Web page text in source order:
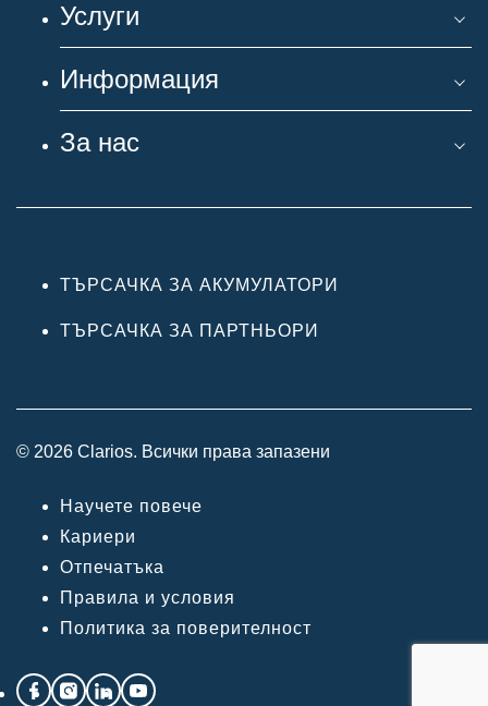
Услуги
Информация
За нас
ТЪРСАЧКА ЗА АКУМУЛАТОРИ
ТЪРСАЧКА ЗА ПАРТНЬОРИ
© 2026 Clarios. Всички права запазени
Научете повече
Кариери
Отпечатъка
Правила и условия
Политика за поверителност